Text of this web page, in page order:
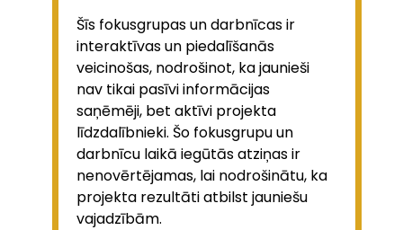
Šīs fokusgrupas un darbnīcas ir
interaktīvas un piedalīšanās
veicinošas, nodrošinot, ka jaunieši
nav tikai pasīvi informācijas
saņēmēji, bet aktīvi projekta
līdzdalībnieki. Šo fokusgrupu un
darbnīcu laikā iegūtās atziņas ir
nenovērtējamas, lai nodrošinātu, ka
projekta rezultāti atbilst jauniešu
vajadzībām.